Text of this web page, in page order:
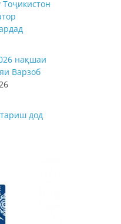
нақшаи
Варзоб
дод